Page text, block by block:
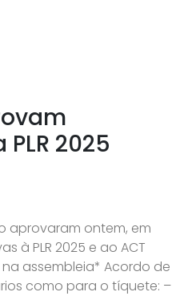
2025
aprovaram ontem, em
à PLR 2025 e ao ACT
assembleia* Acordo de
como para o tíquete: –